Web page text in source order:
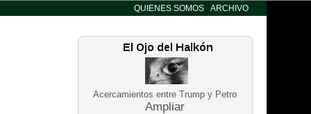
QUIENES SOMOS ARCHIVO
Acercamientos entre Trump y Petro
Ampliar